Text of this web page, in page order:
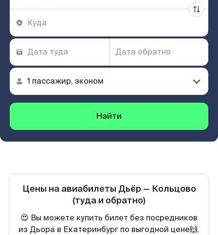
Найти
Цены на авиабилеты Дьёр— Кольцово
(туда и обратно)
😍 Вы можете купить билет без посредников
из Дьора в Екатеринбург по выгодной цене🙌.